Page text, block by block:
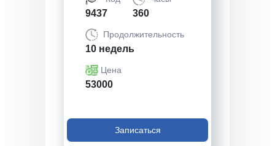
9437 360
Продолжительность
10 недель
Цена
53000
Записаться